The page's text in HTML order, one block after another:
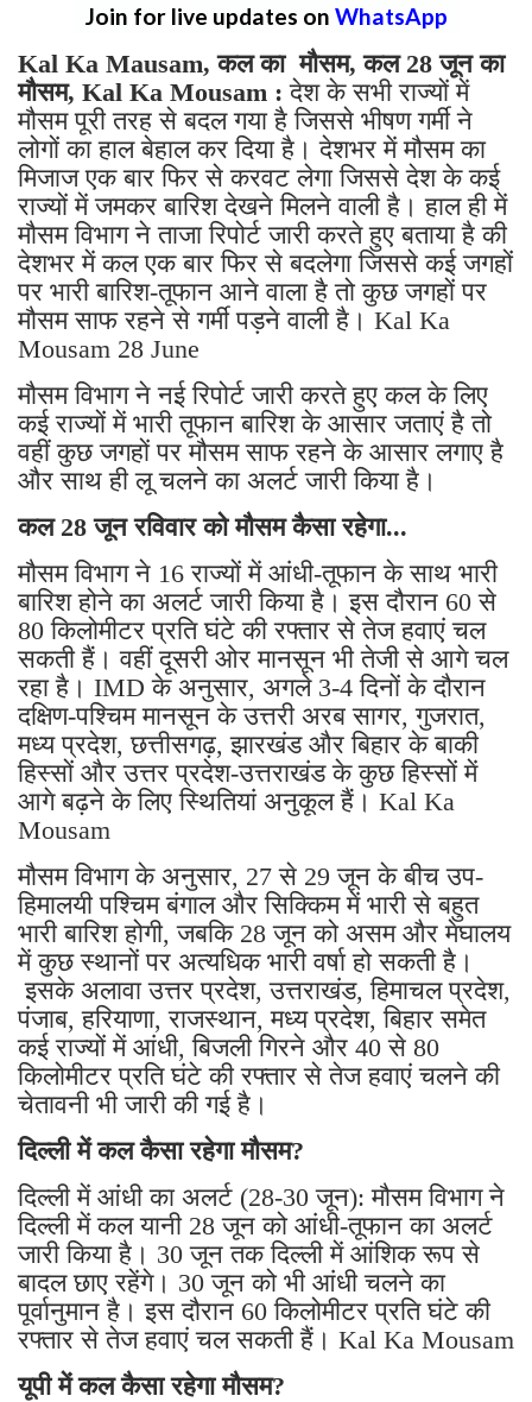
Join for live updates on WhatsApp
Kal Ka Mausam, कल का मौसम, कल 28 जून का
मौसम, Kal Ka Mousam : देश के सभी राज्यों में
मौसम पूरी तरह से बदल गया है जिससे भीषण गर्मी ने
लोगों का हाल बेहाल कर दिया है। देशभर में मौसम का
मिजाज एक बार फिर से करवट लेगा जिससे देश के कई
राज्यों में जमकर बारिश देखने मिलने वाली है। हाल ही में
मौसम विभाग ने ताजा रिपोर्ट जारी करते हुए बताया है की
देशभर में कल एक बार फिर से बदलेगा जिससे कई जगहों
पर भारी बारिश-तूफान आने वाला है तो कुछ जगहों पर
मौसम साफ रहने से गर्मी पड़ने वाली है। Kal Ka
Mousam 28 June
मौसम विभाग ने नई रिपोर्ट जारी करते हुए कल के लिए
कई राज्यों में भारी तूफान बारिश के आसार जताएं है तो
वहीं कुछ जगहों पर मौसम साफ रहने के आसार लगाए है
और साथ ही लू चलने का अलर्ट जारी किया है।
कल 28 जून रविवार को मौसम कैसा रहेगा...
मौसम विभाग ने 16 राज्यों में आंधी-तूफान के साथ भारी
बारिश होने का अलर्ट जारी किया है। इस दौरान 60 से
80 किलोमीटर प्रति घंटे की रफ्तार से तेज हवाएं चल
सकती हैं। वहीं दूसरी ओर मानसून भी तेजी से आगे चल
रहा है। IMD के अनुसार, अगले 3-4 दिनों के दौरान
दक्षिण-पश्चिम मानसून के उत्तरी अरब सागर, गुजरात,
मध्य प्रदेश, छत्तीसगढ़, झारखंड और बिहार के बाकी
हिस्सों और उत्तर प्रदेश-उत्तराखंड के कुछ हिस्सों में
आगे बढ़ने के लिए स्थितियां अनुकूल हैं। Kal Ka
Mousam
मौसम विभाग के अनुसार, 27 से 29 जून के बीच उप-
हिमालयी पश्चिम बंगाल और सिक्किम में भारी से बहुत
भारी बारिश होगी, जबकि 28 जून को असम और मेघालय
में कुछ स्थानों पर अत्यधिक भारी वर्षा हो सकती है।
इसके अलावा उत्तर प्रदेश, उत्तराखंड, हिमाचल प्रदेश,
पंजाब, हरियाणा, राजस्थान, मध्य प्रदेश, बिहार समेत
कई राज्यों में आंधी, बिजली गिरने और 40 से 80
किलोमीटर प्रति घंटे की रफ्तार से तेज हवाएं चलने की
चेतावनी भी जारी की गई है।
दिल्ली में कल कैसा रहेगा मौसम?
दिल्ली में आंधी का अलर्ट (28-30 जून): मौसम विभाग ने
दिल्ली में कल यानी 28 जून को आंधी-तूफान का अलर्ट
जारी किया है। 30 जून तक दिल्ली में आंशिक रूप से
बादल छाए रहेंगे। 30 जून को भी आंधी चलने का
पूर्वानुमान है। इस दौरान 60 किलोमीटर प्रति घंटे की
रफ्तार से तेज हवाएं चल सकती हैं। Kal Ka Mousam
यूपी में कल कैसा रहेगा मौसम?